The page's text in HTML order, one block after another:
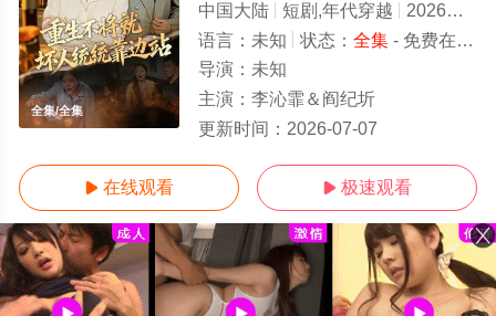
全集/全集
中国大陆 短剧,年代穿越 2026
9.0
语言： 未知 状态： 全集- 免费在线观看
导演： 未知
主演： 李沁霏＆阎纪圻
更新时间： 2026-07-07
 在线观看  极速观看